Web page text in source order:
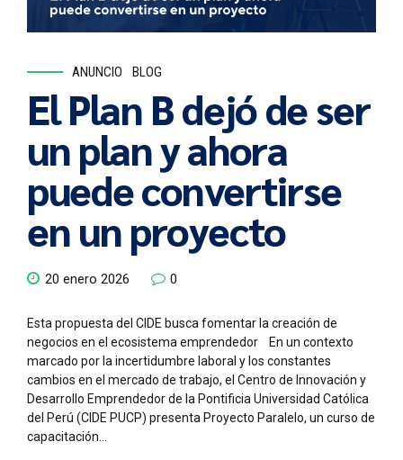
ANUNCIO BLOG
El Plan B dejó de ser
un plan y ahora
puede convertirse
en un proyecto
20 enero 2026 0
Esta propuesta del CIDE busca fomentar la creación de
negocios en el ecosistema emprendedor En un contexto
marcado por la incertidumbre laboral y los constantes
cambios en el mercado de trabajo, el Centro de Innovación y
Desarrollo Emprendedor de la Pontificia Universidad Católica
del Perú (CIDE PUCP) presenta Proyecto Paralelo, un curso de
capacitación...